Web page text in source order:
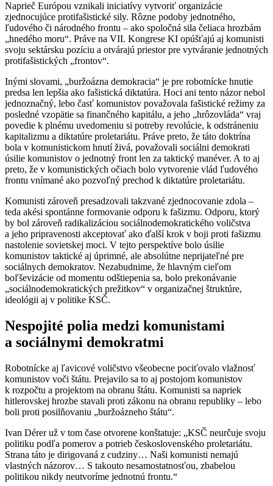
Naprieč Európou vznikali iniciatívy vytvoriť organizácie
zjednocujúce protifašistické sily. Rôzne podoby jednotného,
ľudového či národného frontu – ako spoločná sila čeliaca hrozbám
„hnedého moru“. Práve na VII. Kongrese KI opúšťajú aj komunisti
svoju sektársku pozíciu a otvárajú priestor pre vytváranie jednotných
protifašistických „frontov“.
Inými slovami, „buržoázna demokracia“ je pre robotnícke hnutie
predsa len lepšia ako fašistická diktatúra. Hoci ani tento názor nebol
jednoznačný, lebo časť komunistov považovala fašistické režimy za
posledné vzopätie sa finančného kapitálu, a jeho „hrôzovláda“ vraj
povedie k plnému uvedomeniu si potreby revolúcie, k odstráneniu
kapitalizmu a diktatúre proletariátu. Práve preto, že táto doktrína
bola v komunistickom hnutí živá, považovali sociálni demokrati
úsilie komunistov o jednotný front len za taktický manéver. A to aj
preto, že v komunistických očiach bolo vytvorenie vlád ľudového
frontu vnímané ako pozvoľný prechod k diktatúre proletariátu.
Komunisti zároveň presadzovali takzvané zjednocovanie zdola –
teda akési spontánne formovanie odporu k fašizmu. Odporu, ktorý
by bol zároveň radikalizáciou sociálnodemokratického voličstva
a jeho pripravenosti akceptovať ako ďalší krok v boji proti fašizmu
nastolenie sovietskej moci. V tejto perspektíve bolo úsilie
komunistov taktické aj úprimné, ale absolútne neprijateľné pre
sociálnych demokratov. Nezabudnime, že hlavným cieľom
boľševizácie od momentu odštiepenia sa, bolo prekonávanie
„sociálnodemokratických prežitkov“ v organizačnej štruktúre,
ideológii aj v politike KSČ.
Nespojité polia medzi komunistami
a sociálnymi demokratmi
Robotnícke aj ľavicové voličstvo všeobecne pociťovalo vlažnosť
komunistov voči štátu. Prejavilo sa to aj postojom komunistov
k rozpočtu a projektom na obranu štátu. Komunisti sa napriek
hitlerovskej hrozbe stavali proti zákonu na obranu republiky – lebo
boli proti posilňovaniu „buržoázneho štátu“.
Ivan Dérer už v tom čase otvorene konštatuje: „KSČ neurčuje svoju
politiku podľa pomerov a potrieb československého proletariátu.
Strana táto je dirigovaná z cudziny… Naši komunisti nemajú
vlastných názorov… S takouto nesamostatnosťou, zbabelou
politikou nikdy neutvoríme jednotnú frontu.“